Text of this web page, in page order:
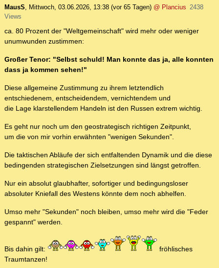
MausS, Mittwoch, 03.06.2026, 13:38 (vor 65 Tagen) @ Plancius 2438
Views
ca. 80 Prozent der "Weltgemeinschaft" wird mehr oder weniger
unumwunden zustimmen:
Großer Tenor: "Selbst schuld! Man konnte das ja, alle konnten
dass ja kommen sehen!"
Diese allgemeine Zustimmung zu ihrem letztendlich
entschiedenem, entscheidendem, vernichtendem und
die Lage klarstellendem Handeln ist den Russen extrem wichtig.
Es geht nur noch um den geostrategisch richtigen Zeitpunkt,
um die von mir vorhin erwähnten "wenigen Sekunden".
Die taktischen Abläufe der sich entfaltenden Dynamik und die diese
bedingenden strategischen Zielsetzungen sind längst getroffen.
Nur ein absolut glaubhafter, sofortiger und bedingungsloser
absoluter Kniefall des Westens könnte dem noch abhelfen.
Umso mehr "Sekunden" noch bleiben, umso mehr wird die "Feder
gespannt" werden.
Bis dahin gilt:
fröhlisches
Traumtanzen!